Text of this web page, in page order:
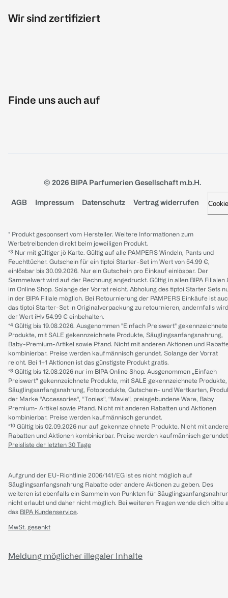
Wir sind zertifiziert
Finde uns auch auf
© 2026 BIPA Parfumerien Gesellschaft m.b.H.
AGB Impressum Datenschutz Vertrag widerrufen
* Produkt gesponsert vom Hersteller. Weitere Informationen zum
Werbetreibenden direkt beim jeweiligen Produkt.
*³ Nur mit gültiger jö Karte. Gültig auf alle PAMPERS Windeln, Pants und
Feuchttücher. Gutschein für ein tiptoi Starter-Set im Wert von 54.99 €,
einlösbar bis 30.09.2026. Nur ein Gutschein pro Einkauf einlösbar. Der
Sammelwert wird auf der Rechnung angedruckt. Gültig in allen BIPA Filialen
im Online Shop. Solange der Vorrat reicht. Abholung des tiptoi Starter Sets
in der BIPA Filiale möglich. Bei Retournierung der PAMPERS Einkäufe ist
das tiptoi Starter-Set in Originalverpackung zu retournieren, andernfalls wird
der Wert iHv 54.99 € einbehalten.
*⁴ Gültig bis 19.08.2026. Ausgenommen "Einfach Preiswert" gekennzeichnete
Produkte, mit SALE gekennzeichnete Produkte, Säuglingsanfangsnahrung,
Baby-Premium-Artikel sowie Pfand. Nicht mit anderen Aktionen und
kombinierbar. Preise werden kaufmännisch gerundet. Solange der Vorrat
reicht. Bei 1+1 Aktionen ist das günstigste Produkt gratis.
*⁸ Gültig bis 12.08.2026 nur im BIPA Online Shop. Ausgenommen „Einfach
Preiswert“ gekennzeichnete Produkte, mit SALE gekennzeichnete Produkte,
Säuglingsanfangsnahrung, Fotoprodukte, Gutschein- und Wertkarten,
der Marke “Accessories“, “Tonies“, “Mavie“, preisgebundene Ware, Baby
Premium- Artikel sowie Pfand. Nicht mit anderen Rabatten und Aktionen
kombinierbar. Preise werden kaufmännisch gerundet.
*¹⁰ Gültig bis 02.09.2026 nur auf gekennzeichnete Produkte. Nicht mit
Rabatten und Aktionen kombinierbar. Preise werden kaufmännisch
Preisliste der letzten 30 Tage
Aufgrund der EU-Richtlinie 2006/141/EG ist es nicht möglich auf
Säuglingsanfangsnahrung Rabatte oder andere Aktionen zu geben. Des
weiteren ist ebenfalls ein Sammeln von Punkten für
nicht erlaubt und daher nicht möglich. Bei weiteren Fragen wende dich bitte
das BIPA Kundenservice.
MwSt. gesenkt
Meldung möglicher illegaler Inhalte